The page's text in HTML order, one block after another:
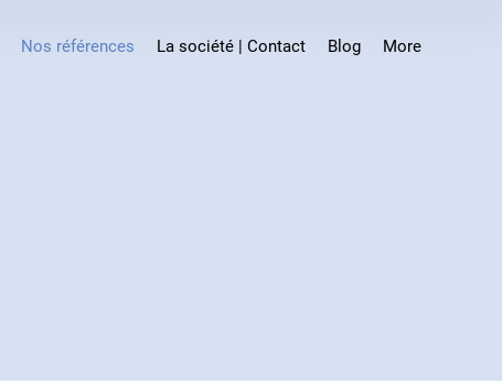
Nos références La société | Contact Blog More